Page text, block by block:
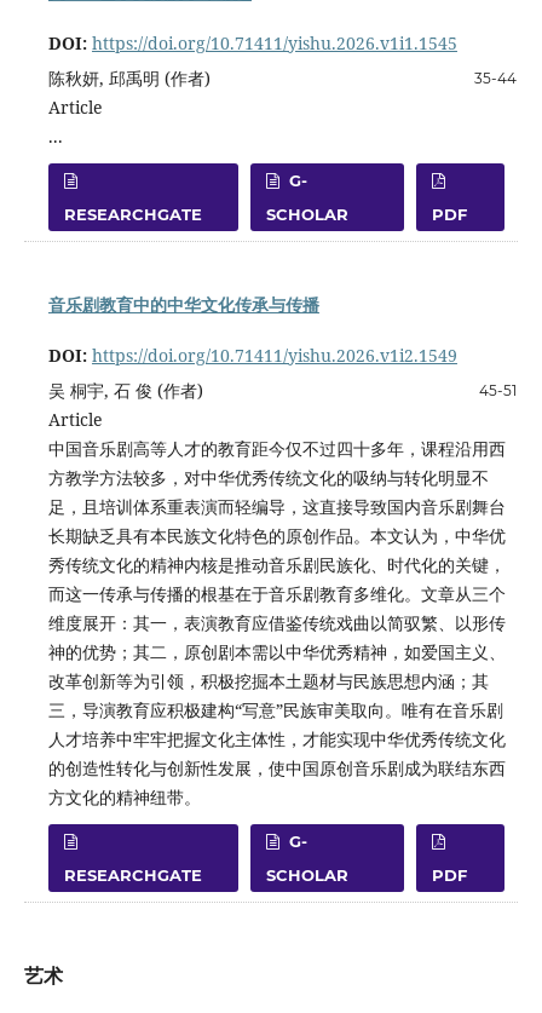
DOI: https://doi.org/10.71411/yishu.2026.v1i1.1545
35-44
陈秋妍, 邱禹明 (作者)
Article
...
RESEARCHGATE
G-
SCHOLAR
PDF
音乐剧教育中的中华文化传承与传播
DOI: https://doi.org/10.71411/yishu.2026.v1i2.1549
45-51
吴 桐宇, 石 俊 (作者)
Article
中国音乐剧高等人才的教育距今仅不过四十多年，课程沿用西
方教学方法较多，对中华优秀传统文化的吸纳与转化明显不
足，且培训体系重表演而轻编导，这直接导致国内音乐剧舞台
长期缺乏具有本民族文化特色的原创作品。本文认为，中华优
秀传统文化的精神内核是推动音乐剧民族化、时代化的关键，
而这一传承与传播的根基在于音乐剧教育多维化。文章从三个
维度展开：其一，表演教育应借鉴传统戏曲以简驭繁、以形传
神的优势；其二，原创剧本需以中华优秀精神，如爱国主义、
改革创新等为引领，积极挖掘本土题材与民族思想内涵；其
三，导演教育应积极建构“写意”民族审美取向。唯有在音乐剧
人才培养中牢牢把握文化主体性，才能实现中华优秀传统文化
的创造性转化与创新性发展，使中国原创音乐剧成为联结东西
方文化的精神纽带。
RESEARCHGATE
G-
SCHOLAR
PDF
艺术